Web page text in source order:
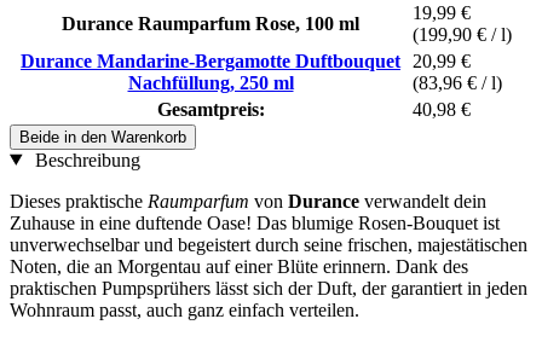
Durance Raumparfum Rose, 100 ml
19,99 €
(199,90 € / l)
Durance Mandarine-Bergamotte Duftbouquet
Nachfüllung, 250 ml
20,99 €
(83,96 € / l)
Gesamtpreis:
40,98 €
Beide in den Warenkorb
Beschreibung
Dieses praktische Raumparfum von Durance verwandelt dein
Zuhause in eine duftende Oase! Das blumige Rosen-Bouquet ist
unverwechselbar und begeistert durch seine frischen, majestätischen
Noten, die an Morgentau auf einer Blüte erinnern. Dank des
praktischen Pumpsprühers lässt sich der Duft, der garantiert in jeden
Wohnraum passt, auch ganz einfach verteilen.